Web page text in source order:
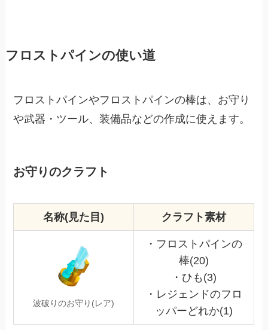
フロストパインの使い道
フロストパインやフロストパインの棒は、お守り
や武器・ツール、装備品などの作成に使えます。
お守りのクラフト
名称(見た目) クラフト素材
波破りのお守り(レア)
・フロストパインの
棒(20)
・ひも(3)
・レジェンドのフロ
ッパーどれか(1)